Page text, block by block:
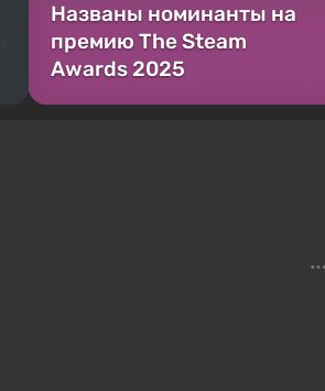
Названы номинанты на
премию The Steam
Awards 2025